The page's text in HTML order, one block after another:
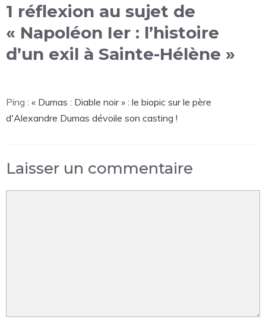
1 réflexion au sujet de
« Napoléon Ier : l’histoire
d’un exil à Sainte-Hélène »
Ping : « Dumas : Diable noir » : le biopic sur le père
d'Alexandre Dumas dévoile son casting !
Laisser un commentaire